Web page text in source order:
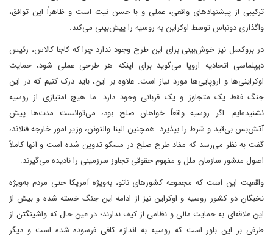
ترکیبی از پیشنهادهای واقعی، عملی و با حسن نیت است و ظاهراً این توافق،
واگذاری دونباس توسط اوکراین به روسیه را پیش‌بینی می‌کند.
در بروکسل نیز خوش‌بینی برای این طرح وجود ندارد چرا که کاجا کالاس، رئیس
دیپلماسی اتحادیه اروپا می‌گوید برای اینکه هر طرحی عملی شود، حمایت
اوکراینی‌ها و اروپایی‌ها مورد نیاز است. علاوه بر این، باید درک کنیم که در این
جنگ فقط یک متجاوز و یک قربانی وجود دارد. ما هیچ امتیازی از روسیه
نشنیده‌ایم. اگر روسیه واقعاً خواهان صلح بود، می‌توانست مدت‌ها پیش
آتش‌بس بی‌قید و شرط را بپذیرد. همچنین الینا والتونن، وزیر امور خارجه فنلاند،
گفت به نظر می‌رسد که مفاد طرح صلح در مسکو تدوین شده است و آنها کاملاً
اصول منشور سازمان ملل و مفهوم حقوقی تجاوز سرزمینی را نادیده می‌گیرند.
واقعیت این است که مجموعه کشورهای ناتو، به‌ویژه آمریکا حتی مردم به‌ویژه
نخبگان دو کشور روسیه و اوکراین نیز از ادامه این جنگ خسته شده و بیش از
این علاقه‌ای به حمایت مالی و نظامی از کیف ندارند؛ در عین حال که واشینگتن از
طرفی بر این باور است که روسیه به اندازه کافی فرسوده شده است و دیگر